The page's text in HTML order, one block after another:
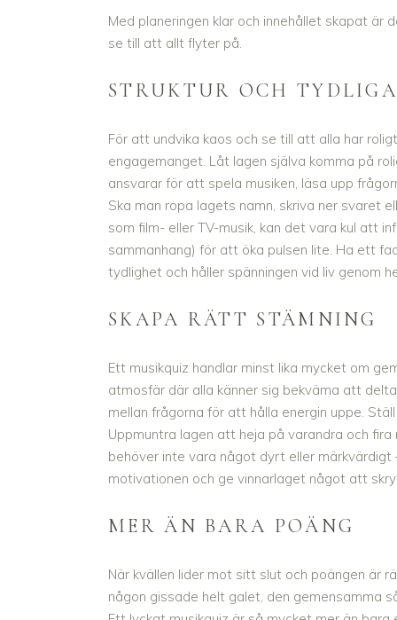
Med planeringen klar och innehållet skapat är
se till att allt flyter på.
STRUKTUR OCH TYDLIGA
För att undvika kaos och se till att alla har
engagemanget. Låt lagen själva komma på
ansvarar för att spela musiken, läsa upp
Ska man ropa lagets namn, skriva ner svaret
som film- eller TV-musik, kan det vara kul att
sammanhang) för att öka pulsen lite. Ha ett
tydlighet och håller spänningen vid liv genom
SKAPA RÄTT STÄMNING
Ett musikquiz handlar minst lika mycket om
atmosfär där alla känner sig bekväma att
mellan frågorna för att hålla energin uppe.
Uppmuntra lagen att heja på varandra och
behöver inte vara något dyrt eller märkvärdigt
motivationen och ge vinnarlaget något att
MER ÄN BARA POÄNG
När kvällen lider mot sitt slut och poängen är
någon gissade helt galet, den gemensamma